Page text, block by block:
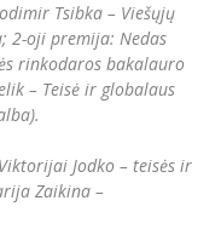
Tsibka – Viešųjų
2-oji premija: Nedas
rinkodaros bakalauro
– Teisė ir globalaus
Jodko – teisės ir
Zaikina –